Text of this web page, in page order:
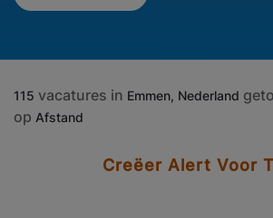
115 vacatures in Emmen, Nederland
op Afstand
Creëer Alert Voor